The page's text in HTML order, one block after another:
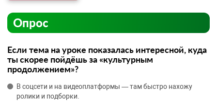
Опрос
Если тема на уроке показалась интересной, куда
ты скорее пойдёшь за «культурным
продолжением»?
В соцсети и на видеоплатформы — там быстро нахожу
ролики и подборки.